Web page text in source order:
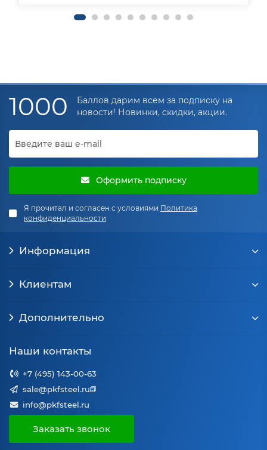
1000
Баллов дарим всем за подписку на
новости! Новинки, скидки, акции.
Оформить подписку
Я прочитал и согласен с условиями Политика
конфиденциальности
Информация
Клиентам
Дополнительно
Наши контакты
+7 (495) 143-00-63
sale@pkfsteel.ru
info@pkfsteel.ru
Заказать звонок